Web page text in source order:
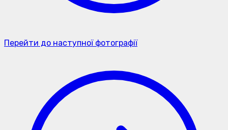
Перейти до наступної фотографії